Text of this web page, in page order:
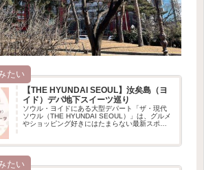
【THE HYUNDAI SEOUL】汝矣島（ヨ
イド）デパ地下スイーツ巡り
ソウル・ヨイドにある大型デパート「ザ・現代
ソウル（THE HYUNDAI SEOUL）」は、グルメ
やショッピング好きにはたまらない最新スポッ
ーツ店が充実...